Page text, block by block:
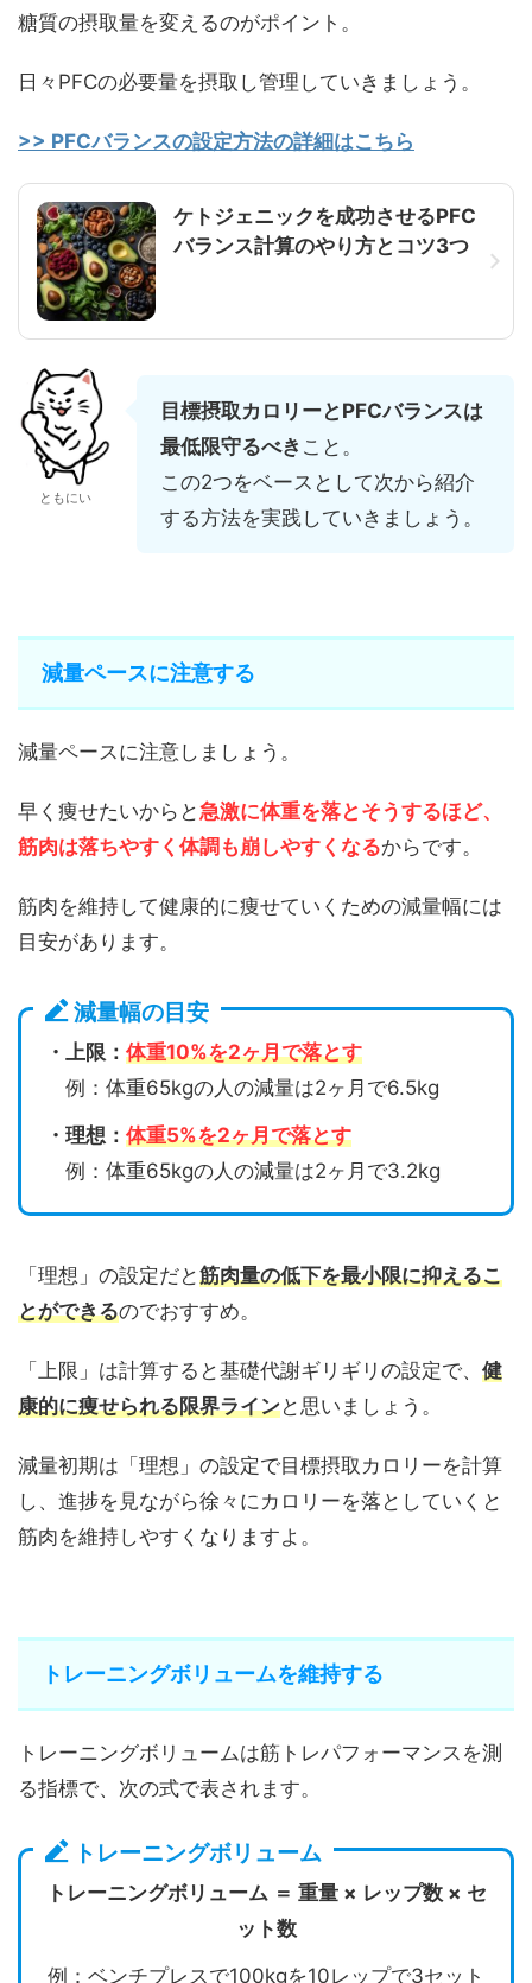
糖質の摂取量を変えるのがポイント。
日々PFCの必要量を摂取し管理していきましょう。
>> PFCバランスの設定方法の詳細はこちら
ケトジェニックを成功させるPFC
バランス計算のやり方とコツ3つ
ともにい
目標摂取カロリーとPFCバランスは
最低限守るべき こと。
この2つをベースとして次から紹介
する方法を実践していきましょう。
減量ペースに注意する
減量ペースに注意しましょう。
早く痩せたいからと急激に体重を落とそうするほど、
筋肉は落ちやすく体調も崩しやすくなるからです。
筋肉を維持して健康的に痩せていくための減量幅には
目安があります。
減量幅の目安
・上限： 体重10%を2ヶ月で落とす
例：体重65kgの人の減量は2ヶ月で6.5kg
・理想： 体重5%を2ヶ月で落とす
例：体重65kgの人の減量は2ヶ月で3.2kg
「理想」の設定だと筋肉量の低下を最小限に抑えるこ
とができるのでおすすめ。
「上限」は計算すると基礎代謝ギリギリの設定で、 健
康的に痩せられる限界ラインと思いましょう。
減量初期は「理想」の設定で目標摂取カロリーを計算
し、進捗を見ながら徐々にカロリーを落としていくと
筋肉を維持しやすくなりますよ。
トレーニングボリュームを維持する
トレーニングボリュームは筋トレパフォーマンスを測
る指標で、次の式で表されます。
トレーニングボリューム
トレーニングボリューム ＝ 重量 × レップ数 × セ
ット数
例：ベンチプレスで100kgを10レップで3セット